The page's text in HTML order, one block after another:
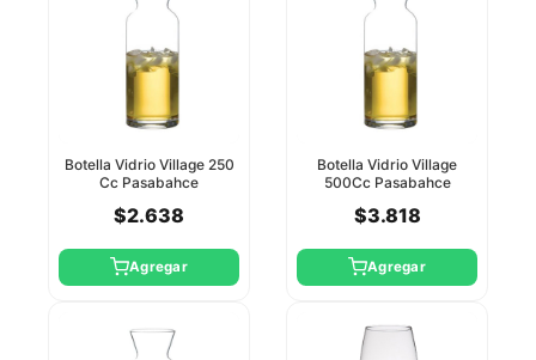
Botella Vidrio Village 250
Cc Pasabahce
$2.638
Agregar
Botella Vidrio Village
500Cc Pasabahce
$3.818
Agregar